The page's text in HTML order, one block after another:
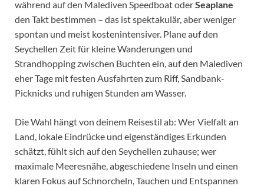
während auf den Malediven Speedboat oderSeaplane
den Takt bestimmen – das ist spektakulär, aber weniger
spontan und meist kostenintensiver. Plane auf den
Seychellen Zeit für kleine Wanderungen und
Strandhopping zwischen Buchten ein, auf den Malediven
eher Tage mit festen Ausfahrten zum Riff, Sandbank-
Picknicks und ruhigen Stunden am Wasser.
Die Wahl hängt von deinem Reisestil ab: Wer Vielfalt an
Land, lokale Eindrücke und eigenständiges Erkunden
schätzt, fühlt sich auf den Seychellen zuhause; wer
maximale Meeresnähe, abgeschiedene Inseln und einen
klaren Fokus auf Schnorcheln, Tauchen und Entspannen